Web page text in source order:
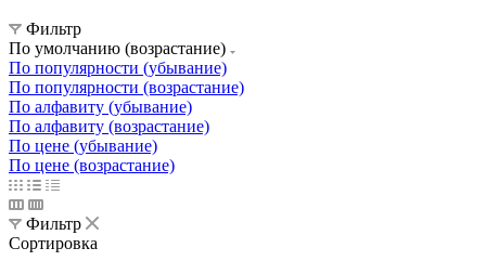
Фильтр
По умолчанию (возрастание)
По популярности (убывание)
По популярности (возрастание)
По алфавиту (убывание)
По алфавиту (возрастание)
По цене (убывание)
По цене (возрастание)
Фильтр
Сортировка